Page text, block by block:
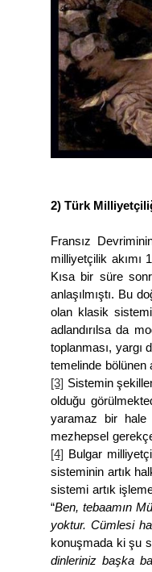
2) Türk
Fransız
milliyetçilik akımı
Kısa bir süre
anlaşılmıştı. Bu
olan klasik
adlandırılsa da
toplanması, yargı
temelinde bölünen
[3] Sistemin
olduğu
yaramaz bir hale
mezhepsel
[4] Bulgar
sisteminin artık
sistemi artık
“Ben, tebaamın
yoktur. Cümlesi
konuşmada ki şu
dinleriniz başka